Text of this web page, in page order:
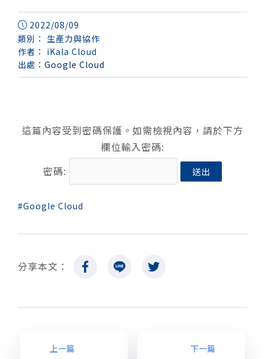
2022/08/09
類別： 生產力與協作
作者： iKala Cloud
出處： Google Cloud
這篇內容受到密碼保護。如需檢視內容，請於下方
欄位輸入密碼:
密碼:
Google Cloud
分享本文：
上一篇
下一篇